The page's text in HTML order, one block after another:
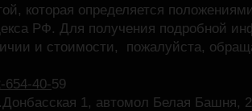
которая определяется
РФ. Для получения подробной
и стоимости, пожалуйста,
654-40-59
1, автомол Белая Башня,